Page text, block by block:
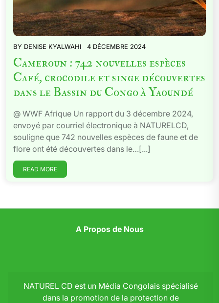
BY DENISE KYALWAHI 4 DÉCEMBRE 2024
Cameroun : 742 nouvelles espèces
Café, crocodile et singe découvertes
dans le Bassin du Congo à Yaoundé
@ WWF Afrique Un rapport du 3 décembre 2024,
envoyé par courriel électronique à NATURELCD,
souligne que 742 nouvelles espèces de faune et de
flore ont été découvertes dans le…[...]
READ MORE
A Propos de Nous
NATUREL CD est un Média Congolais spécialisé
dans la promotion de la protection de